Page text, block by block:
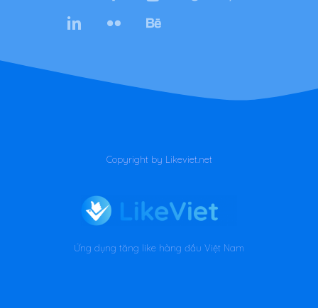
Copyright by Likeviet.net
Ứng dụng tăng like hàng đầu Việt Nam